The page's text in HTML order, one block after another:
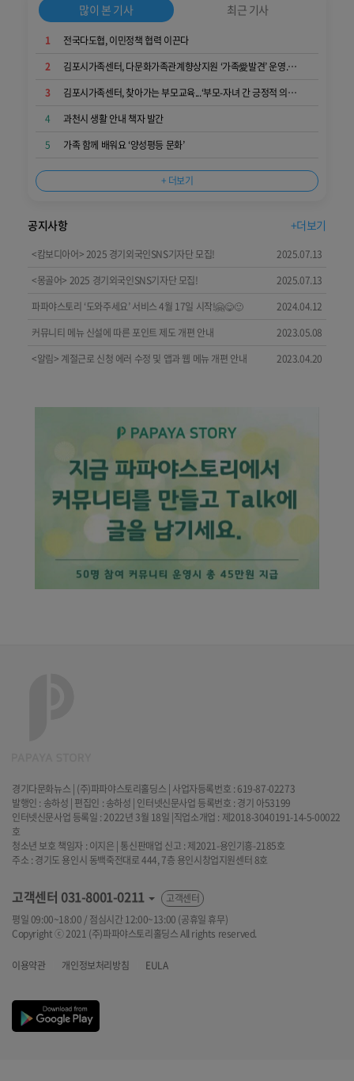
많이 본 기사 최근 기사
1
전국다도협, 이민정책 협력 이끈다
2
김포시가족센터, 다문화가족관계향상지원 ‘가족愛발견’ 운영...가족 소통과 공감 키워
3
김포시가족센터, 찾아가는 부모교육...‘부모-자녀 간 긍정적 의사소통 역량 키워요’
4
과천시 생활 안내 책자 발간
5
가족 함께 배워요 ‘양성평등 문화’
+ 더보기
공지사항 +더보기
<캄보디아어> 2025 경기외국인SNS기자단 모집!
2025.07.13
<몽골어> 2025 경기외국인SNS기자단 모집!
2025.07.13
파파야스토리 ‘도와주세요’ 서비스 4월 17일 시작!🤗😋🙂
2024.04.12
커뮤니티 메뉴 신설에 따른 포인트 제도 개편 안내
2023.05.08
<알림> 계절근로 신청 에러 수정 및 앱과 웹 메뉴 개편 안내
2023.04.20
경기다문화뉴스 | (주)파파야스토리홀딩스 | 사업자등록번호 : 619-87-02273
발행인 : 송하성 | 편집인 : 송하성 | 인터넷신문사업 등록번호 : 경기 아53199
인터넷신문사업 등록일 : 2022년 3월 18일 |직업소개업 : 제2018-3040191-14-5-00022
호
청소년 보호 책임자 : 이지은 | 통신판매업 신고 : 제2021-용인기흥-2185호
주소 : 경기도 용인시 동백죽전대로 444, 7층 용인시창업지원센터 8호
고객센터 031-8001-0211
고객센터
평일 09:00~18:00 / 점심시간 12:00~13:00 (공휴일 휴무)
Copyright ⓒ 2021 (주)파파야스토리홀딩스 All rights reserved.
이용약관 개인정보처리방침 EULA